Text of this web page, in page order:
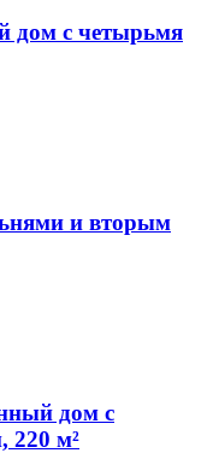
дом с четырьмя
и вторым
дом с
220 м²